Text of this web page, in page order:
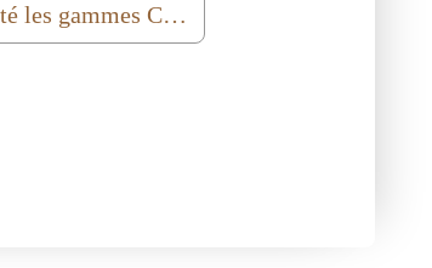
MILKA , j'ai testé les gammes Cake & Choc, Choco Trio et Choco Chunks.